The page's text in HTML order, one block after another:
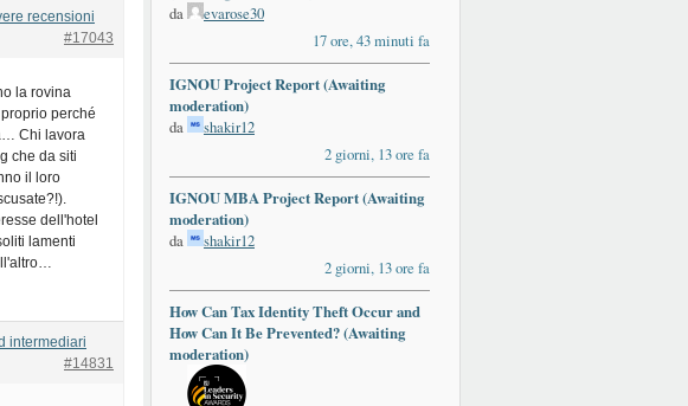
recensioni
#17043
la rovina
perché
Chi lavora
che da siti
il loro
dell'hotel
lamenti
intermediari
#14831
da
evarose30
17 ore, 43 minuti fa
IGNOU Project Report (Awaiting
moderation)
da
shakir12
2 giorni, 13 ore fa
IGNOU MBA Project Report (Awaiting
moderation)
da
shakir12
2 giorni, 13 ore fa
How Can Tax Identity Theft Occur and
How Can It Be Prevented? (Awaiting
moderation)